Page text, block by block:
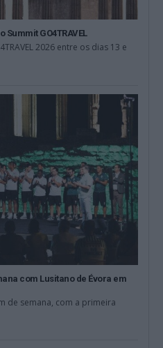
Summit GO4TRAVEL
2026 entre os dias 13 e
com Lusitano de Évora em
de semana, com a primeira